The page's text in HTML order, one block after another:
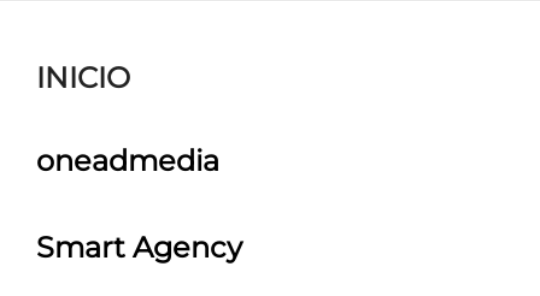
INICIO
oneadmedia
Smart Agency